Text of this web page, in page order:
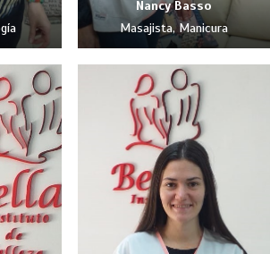
Nancy Basso
Masajista, Manicura